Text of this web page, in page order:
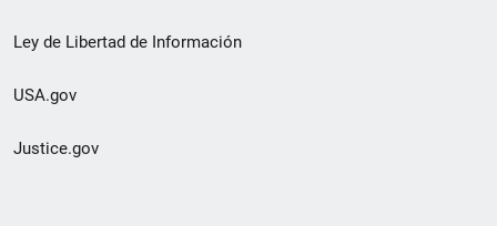
Ley de Libertad de Información
USA.gov
Justice.gov